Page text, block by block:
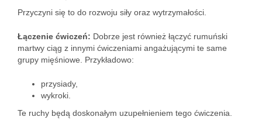
Przyczyni się to do rozwoju siły oraz wytrzymałości.
Łączenie ćwiczeń: Dobrze jest również łączyć rumuński
martwy ciąg z innymi ćwiczeniami angażującymi te same
grupy mięśniowe. Przykładowo:
przysiady,
wykroki.
Te ruchy będą doskonałym uzupełnieniem tego ćwiczenia.